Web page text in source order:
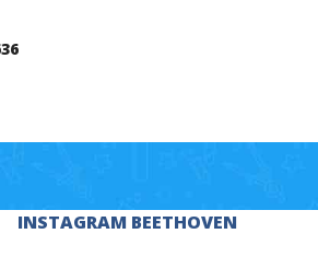
INSTAGRAM BEETHOVEN